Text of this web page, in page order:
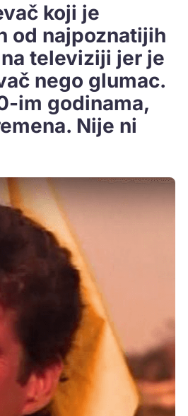
koji je
od najpoznatijih
televiziji jer je
nego glumac.
im godinama,
Nije ni